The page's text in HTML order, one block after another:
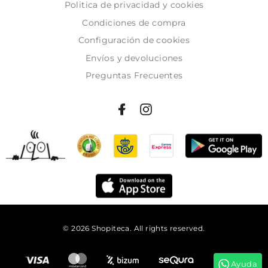
Politica de privacidad y cookies
Condiciones de compra
Configuración de cookies
Envíos y devoluciones
Preguntas Frecuentes
© 2026 Shopiteca. All rights reserved.
Ayuda